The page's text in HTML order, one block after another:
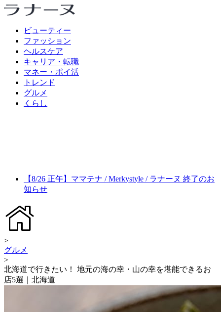
ビューティー
ファッション
ヘルスケア
キャリア・転職
マネー・ポイ活
トレンド
グルメ
くらし
【8/26 正午】ママテナ / Merkystyle / ラナーヌ 終了のお
知らせ
>
グルメ
>
北海道で行きたい！ 地元の海の幸・山の幸を堪能できるお
店5選｜北海道